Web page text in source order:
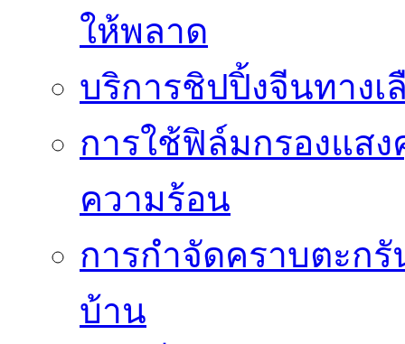
ให้พลาด
บริการชิปปิ้งจีนทาง
การใช้ฟิล์มกรองแส
ความร้อน
การกำจัดคราบตะก
บ้าน